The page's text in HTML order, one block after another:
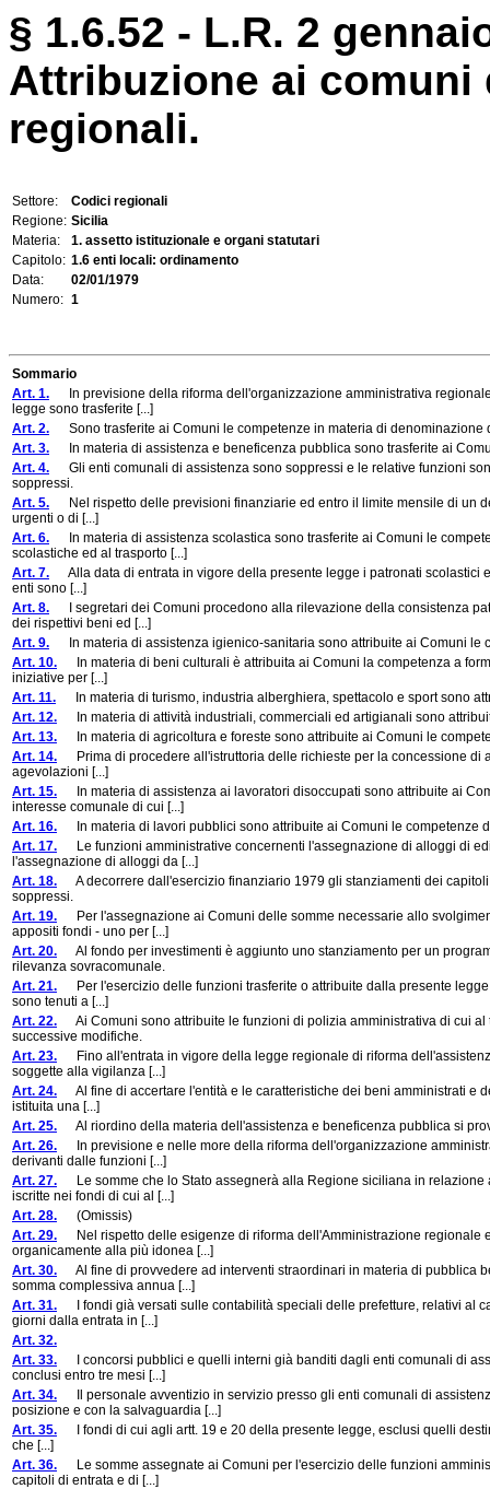
§ 1.6.52 - L.R. 2
Attribuzione ai
regionali.
Settore:
Codici regionali
Regione: Sicilia
Materia:
1. assetto istituzionale e organi statutari
Capitolo: 1.6 enti locali: ordinamento
Data:
02/01/1979
Numero: 1
Sommario
Art. 1. In previsione della riforma dell'organizzazione amministrativa
legge sono trasferite [...]
Art. 2. Sono trasferite ai Comuni le competenze in materia di denominazione
Art. 3. In materia di assistenza e beneficenza pubblica sono trasferite ai
Art. 4. Gli enti comunali di assistenza sono soppressi e le relative funzioni
soppressi.
Art. 5. Nel rispetto delle previsioni finanziarie ed entro il limite mensile di un
urgenti o di [...]
Art. 6. In materia di assistenza scolastica sono trasferite ai Comuni le
scolastiche ed al trasporto [...]
Art. 7. Alla data di entrata in vigore della presente legge i patronati scolastici
enti sono [...]
Art. 8. I segretari dei Comuni procedono alla rilevazione della consistenza
dei rispettivi beni ed [...]
Art. 9. In materia di assistenza igienico-sanitaria sono attribuite ai Comuni le
Art. 10. In materia di beni culturali è attribuita ai Comuni la competenza a
iniziative per [...]
Art. 11. In materia di turismo, industria alberghiera, spettacolo e sport sono
Art. 12. In materia di attività industriali, commerciali ed artigianali sono
Art. 13. In materia di agricoltura e foreste sono attribuite ai Comuni le
Art. 14. Prima di procedere all'istruttoria delle richieste per la concessione di
agevolazioni [...]
Art. 15. In materia di assistenza ai lavoratori disoccupati sono attribuite ai
interesse comunale di cui [...]
Art. 16. In materia di lavori pubblici sono attribuite ai Comuni le competenze
Art. 17. Le funzioni amministrative concernenti l'assegnazione di alloggi di
l'assegnazione di alloggi da [...]
Art. 18. A decorrere dall'esercizio finanziario 1979 gli stanziamenti dei
soppressi.
Art. 19. Per l'assegnazione ai Comuni delle somme necessarie allo
appositi fondi - uno per [...]
Art. 20. Al fondo per investimenti è aggiunto uno stanziamento per un
rilevanza sovracomunale.
Art. 21. Per l'esercizio delle funzioni trasferite o attribuite dalla presente
sono tenuti a [...]
Art. 22. Ai Comuni sono attribuite le funzioni di polizia amministrativa di cui
successive modifiche.
Art. 23. Fino all'entrata in vigore della legge regionale di riforma
soggette alla vigilanza [...]
Art. 24. Al fine di accertare l'entità e le caratteristiche dei beni amministrati e
istituita una [...]
Art. 25. Al riordino della materia dell'assistenza e beneficenza pubblica si
Art. 26. In previsione e nelle more della riforma dell'organizzazione
derivanti dalle funzioni [...]
Art. 27. Le somme che lo Stato assegnerà alla Regione siciliana in relazione
iscritte nei fondi di cui al [...]
Art. 28. (Omissis)
Art. 29. Nel rispetto delle esigenze di riforma dell'Amministrazione regionale
organicamente alla più idonea [...]
Art. 30. Al fine di provvedere ad interventi straordinari in materia di pubblica
somma complessiva annua [...]
Art. 31. I fondi già versati sulle contabilità speciali delle prefetture, relativi al
giorni dalla entrata in [...]
Art. 32.
Art. 33. I concorsi pubblici e quelli interni già banditi dagli enti comunali di
conclusi entro tre mesi [...]
Art. 34. Il personale avventizio in servizio presso gli enti comunali di
posizione e con la salvaguardia [...]
Art. 35. I fondi di cui agli artt. 19 e 20 della presente legge, esclusi quelli
che [...]
Art. 36. Le somme assegnate ai Comuni per l'esercizio delle funzioni
capitoli di entrata e di [...]